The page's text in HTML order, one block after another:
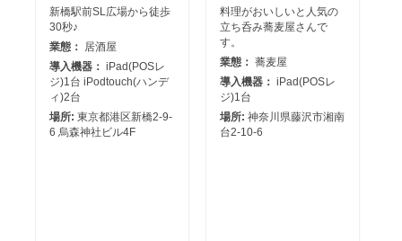
新橋駅前SL広場から徒歩
30秒♪
業態： 居酒屋
導入機器： iPad(POSレ
ジ)1台 iPodtouch(ハンデ
ィ)2台
場所: 東京都港区新橋2-9-
6 烏森神社ビル4F
料理がおいしいと人気の
立ち呑み蕎麦屋さんで
す。
業態： 蕎麦屋
導入機器： iPad(POSレ
ジ)1台
場所: 神奈川県藤沢市湘南
台2-10-6